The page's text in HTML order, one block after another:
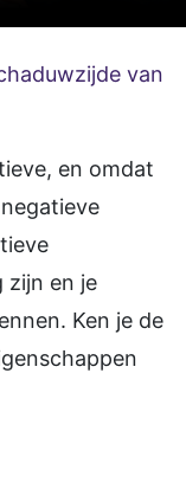
van
en omdat
zijn en je
Ken je de